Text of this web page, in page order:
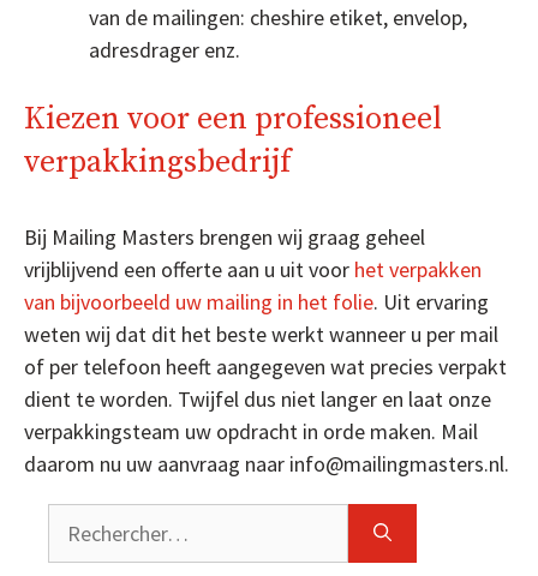
van de mailingen: cheshire etiket, envelop,
adresdrager enz.
Kiezen voor een professioneel
verpakkingsbedrijf
Bij Mailing Masters brengen wij graag geheel
vrijblijvend een offerte aan u uit voor het verpakken
van bijvoorbeeld uw mailing in het folie. Uit ervaring
weten wij dat dit het beste werkt wanneer u per mail
of per telefoon heeft aangegeven wat precies verpakt
dient te worden. Twijfel dus niet langer en laat onze
verpakkingsteam uw opdracht in orde maken. Mail
daarom nu uw aanvraag naar info@mailingmasters.nl.